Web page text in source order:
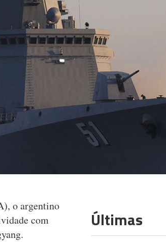
o argentino
com
Últimas